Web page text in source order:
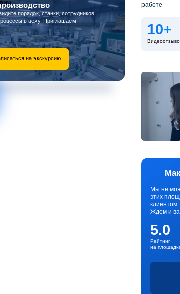
порядок, станки, сотрудников
в цеху. Приглашаем!
на экскурсию
работе
10+
Мы не
этих
клиентом.
Ждем и
5.0
Рейтинг
на